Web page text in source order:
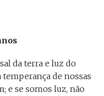
da terra e luz do
temperança de nossas
e se somos luz, não